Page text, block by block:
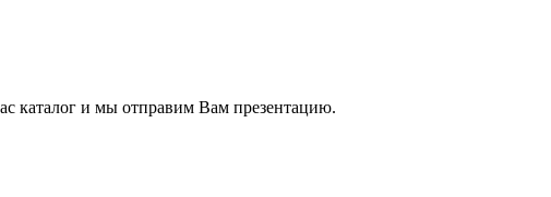
каталог и мы отправим Вам презентацию.